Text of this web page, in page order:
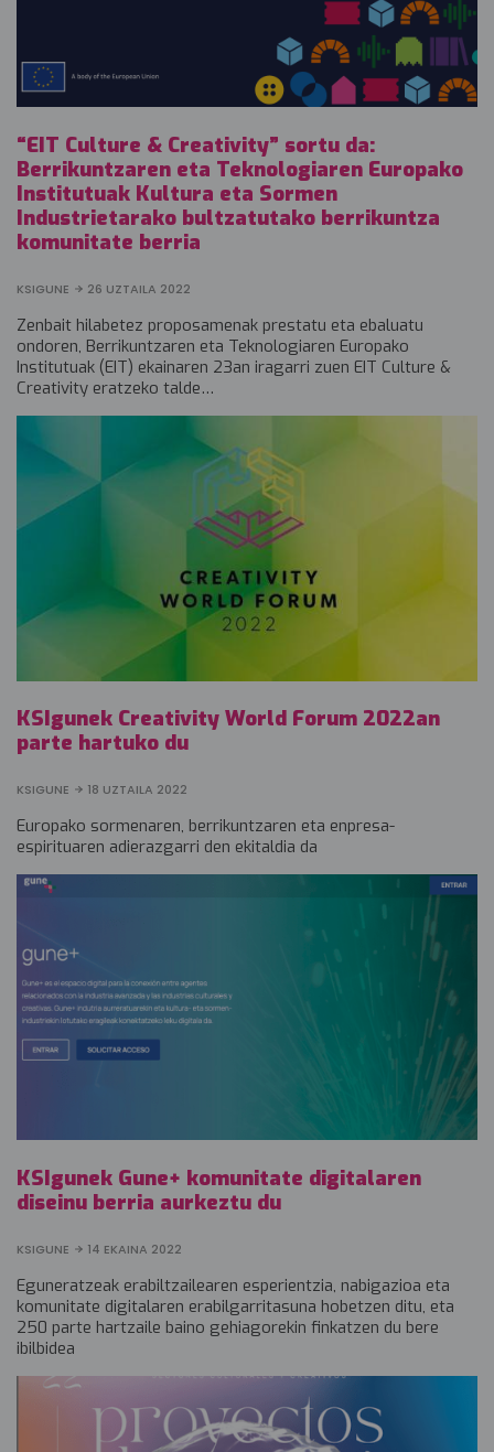
“EIT Culture & Creativity” sortu da:
Berrikuntzaren eta Teknologiaren Europako
Institutuak Kultura eta Sormen
Industrietarako bultzatutako berrikuntza
komunitate berria
KSIGUNE 26 UZTAILA 2022
Zenbait hilabetez proposamenak prestatu eta ebaluatu
ondoren, Berrikuntzaren eta Teknologiaren Europako
Institutuak (EIT) ekainaren 23an iragarri zuen EIT Culture &
Creativity eratzeko talde…
KSIgunek Creativity World Forum 2022an
parte hartuko du
KSIGUNE 18 UZTAILA 2022
Europako sormenaren, berrikuntzaren eta enpresa-
espirituaren adierazgarri den ekitaldia da
KSIgunek Gune+ komunitate digitalaren
diseinu berria aurkeztu du
KSIGUNE 14 EKAINA 2022
Eguneratzeak erabiltzailearen esperientzia, nabigazioa eta
komunitate digitalaren erabilgarritasuna hobetzen ditu, eta
250 parte hartzaile baino gehiagorekin finkatzen du bere
ibilbidea